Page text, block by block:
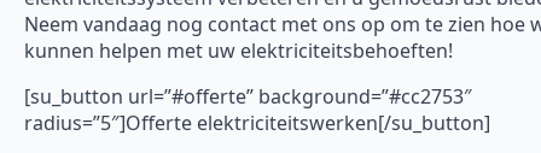
Neem vandaag nog contact met ons op om te zien hoe
kunnen helpen met uw elektriciteitsbehoeften!
[su_button url=”#offerte” background=”#cc2753″
radius=”5″]Offerte elektriciteitswerken[/su_button]